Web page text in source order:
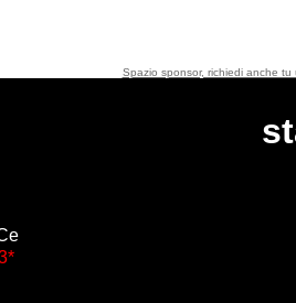
Spazio sponsor, richiedi anche